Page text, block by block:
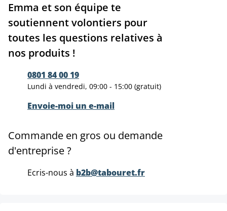
Emma et son équipe te
soutiennent volontiers pour
toutes les questions relatives à
nos produits !
0801 84 00 19
Lundi à vendredi, 09:00 - 15:00 (gratuit)
Envoie-moi un e-mail
Commande en gros ou demande
d'entreprise ?
Ecris-nous à b2b@tabouret.fr